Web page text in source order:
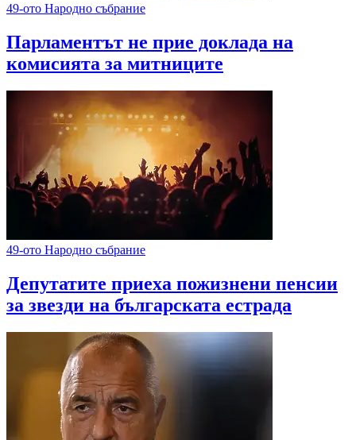
49-ото Народно събрание
Парламентът не прие доклада на
комисията за митниците
49-ото Народно събрание
Депутатите приеха пожизнени пенсии
за звезди на българската естрада